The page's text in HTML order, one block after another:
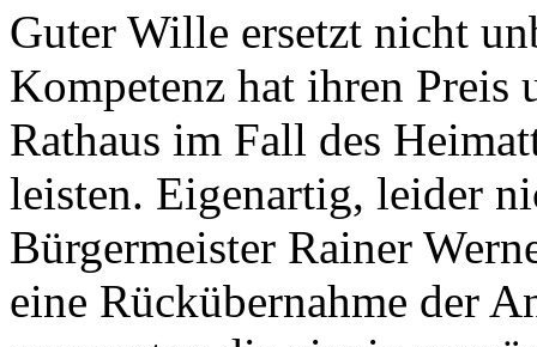
Guter Wille ersetzt nicht
Kompetenz hat ihren
Rathaus im Fall des
leisten. Eigenartig, leider
Bürgermeister Rainer
eine Rückübernahme der